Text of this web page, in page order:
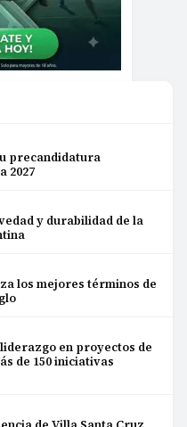
precandidatura
2027
y durabilidad de la
los mejores términos de
en proyectos de
de 150 iniciativas